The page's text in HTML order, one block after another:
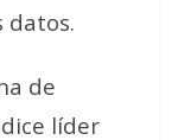
datos.
de
líder